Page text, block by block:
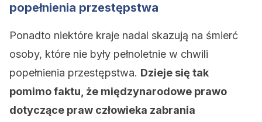
popełnienia przestępstwa
Ponadto niektóre kraje nadal skazują na śmierć
osoby, które nie były pełnoletnie w chwili
popełnienia przestępstwa. Dzieje się tak
pomimo faktu, że międzynarodowe prawo
dotyczące praw człowieka zabrania